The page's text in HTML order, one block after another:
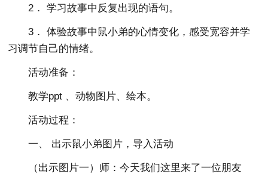
2． 学习故事中反复出现的语句。
3． 体验故事中鼠小弟的心情变化，感受宽容并学
习调节自己的情绪。
活动准备：
教学ppt 、动物图片、绘本。
活动过程：
一、 出示鼠小弟图片，导入活动
（出示图片一）师：今天我们这里来了一位朋友